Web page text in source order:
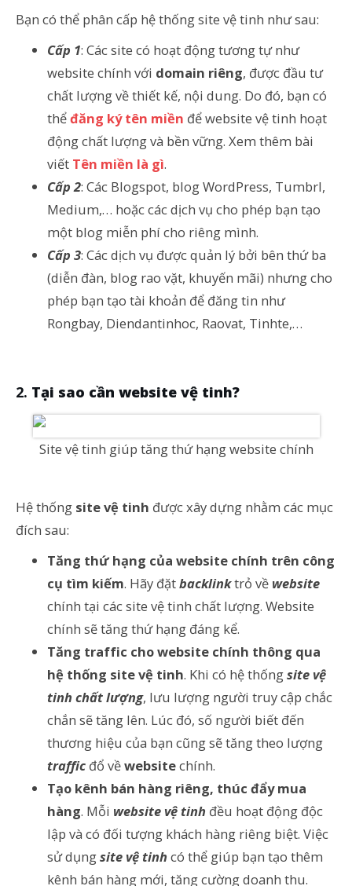
Bạn có thể phân cấp hệ thống site vệ tinh như sau:
Cấp 1: Các site có hoạt động tương tự như
website chính với domain riêng, được đầu tư
chất lượng về thiết kế, nội dung. Do đó, bạn có
thểđăng ký tên miền để website vệ tinh hoạt
động chất lượng và bền vững. Xem thêm bài
viết Tên miền là gì.
Cấp 2: Các Blogspot, blog WordPress, Tumbrl,
Medium,… hoặc các dịch vụ cho phép bạn tạo
một blog miễn phí cho riêng mình.
Cấp 3: Các dịch vụ được quản lý bởi bên thứ ba
(diễn đàn, blog rao vặt, khuyến mãi) nhưng cho
phép bạn tạo tài khoản để đăng tin như
Rongbay, Diendantinhoc, Raovat, Tinhte,…
Tại sao cần website vệ tinh?
Site vệ tinh giúp tăng thứ hạng website chính
Hệ thống site vệ tinh được xây dựng nhằm các mục
đích sau:
Tăng thứ hạng của website chính trên công
cụ tìm kiếm. Hãy đặtbacklinktrỏ về website
chính tại các site vệ tinh chất lượng. Website
chính sẽ tăng thứ hạng đáng kể.
Tăng traffic cho website chính thông qua
hệ thống site vệ tinh. Khi có hệ thốngsite vệ
tinh chất lượng, lưu lượng người truy cập chắc
chắn sẽ tăng lên. Lúc đó, số người biết đến
thương hiệu của bạn cũng sẽ tăng theo lượng
traffic đổ vềwebsitechính.
Tạo kênh bán hàng riêng, thúc đẩy mua
hàng. Mỗi website vệ tinh đều hoạt động độc
lập và có đối tượng khách hàng riêng biệt. Việc
sử dụngsite vệ tinh có thể giúp bạn tạo thêm
kênh bán hàng mới, tăng cường doanh thu.